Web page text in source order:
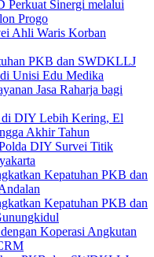
Perkuat Sinergi melalui
Progo
Ahli Waris Korban
PKB dan SWDKLLJ
Unisi Edu Medika
Jasa Raharja bagi
DIY Lebih Kering, El
Akhir Tahun
DIY Survei Titik
Kepatuhan PKB dan
Kepatuhan PKB dan
Koperasi Angkutan